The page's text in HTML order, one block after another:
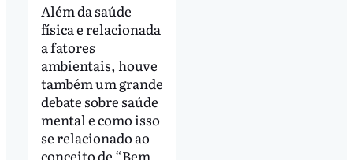
Além da saúde
física e relacionada
a fatores
ambientais, houve
também um grande
debate sobre saúde
mental e como isso
se relacionado ao
conceito de “Bem